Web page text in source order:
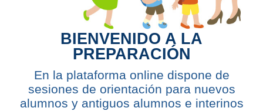
BIENVENIDO A LA
PREPARACIÓN
En la plataforma online dispone de
sesiones de orientación para nuevos
alumnos y antiguos alumnos e interinos